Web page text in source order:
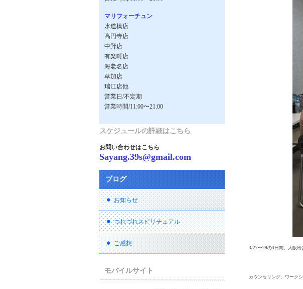
3/27〜29の3日間、大阪出
カウンセリング、ワーク
マリフォーチュン
水道橋店
高円寺店
中野店
有楽町店
海老名店
草加店
瑞江店他
営業日/不定期
営業時間/11:00〜21:00
スケジュールの詳細はこちら
お問い合わせはこちら
Sayang.39s@gmail.com
ブログ
お知らせ
つれづれスピリチュアル
ご感想
モバイルサイト